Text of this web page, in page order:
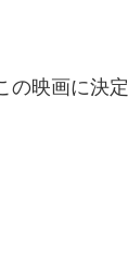
の映画に決定